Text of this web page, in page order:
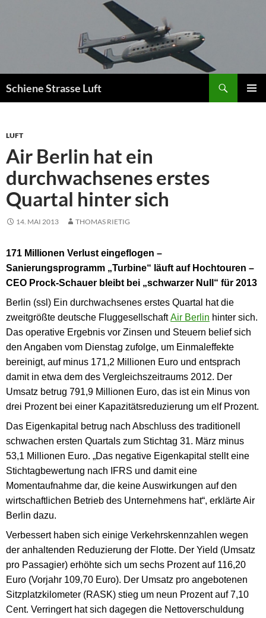
Schiene Strasse Luft
LUFT
Air Berlin hat ein
durchwachsenes erstes
Quartal hinter sich
14. MAI 2013 THOMAS RIETIG
171 Millionen Verlust eingeflogen –
Sanierungsprogramm „Turbine“ läuft auf Hochtouren –
CEO Prock-Schauer bleibt bei „schwarzer Null“ für 2013
Berlin (ssl) Ein durchwachsenes erstes Quartal hat die
zweitgrößte deutsche FluggesellschaftAir Berlin hinter sich.
Das operative Ergebnis vor Zinsen und Steuern belief sich
den Angaben vom Dienstag zufolge, um Einmaleffekte
bereinigt, auf minus 171,2 Millionen Euro und entsprach
damit in etwa dem des Vergleichszeitraums 2012. Der
Umsatz betrug 791,9 Millionen Euro, das ist ein Minus von
drei Prozent bei einer Kapazitätsreduzierung um elf Prozent.
Das Eigenkapital betrug nach Abschluss des traditionell
schwachen ersten Quartals zum Stichtag 31. März minus
53,1 Millionen Euro. „Das negative Eigenkapital stellt eine
Stichtagbewertung nach IFRS und damit eine
Momentaufnahme dar, die keine Auswirkungen auf den
wirtschaftlichen Betrieb des Unternehmens hat“, erklärte Air
Berlin dazu.
Verbessert haben sich einige Verkehrskennzahlen wegen
der anhaltenden Reduzierung der Flotte. Der Yield (Umsatz
pro Passagier) erhöhte sich um sechs Prozent auf 116,20
Euro (Vorjahr 109,70 Euro). Der Umsatz pro angebotenen
Sitzplatzkilometer (RASK) stieg um neun Prozent auf 7,10
Cent. Verringert hat sich dagegen die Nettoverschuldung